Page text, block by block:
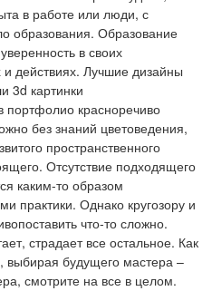
в работе или люди, с
образования. Образование
в своих
действиях. Лучшие дизайны
3d картинки
портфолио красноречиво
без знаний цветоведения,
пространственного
Отсутствие подходящего
каким-то образом
практики. Однако кругозору и
что-то сложно.
страдает все остальное. Как
выбирая будущего мастера –
смотрите на все в целом.